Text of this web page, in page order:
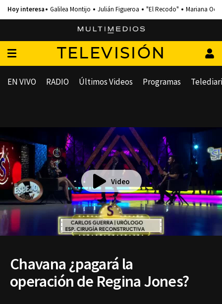
Galilea Montijo Julián Figueroa "El Recodo" Mariana
TELEVISIÓN
EN VIVO RADIO Últimos Videos Programas
Video
Chavana ¿pagará la
operación de Regina Jones?